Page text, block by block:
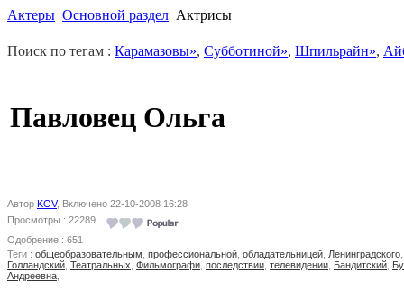
Актеры Основной раздел Актрисы
Поиск по тегам : Карамазовы», Субботиной», Шпильрайн»,
Павловец Ольга
Автор KOV, Включено 22-10-2008 16:28
Просмотры : 22289
Одобрение : 651
Теги : общеобразовательным профессиональной обладательницей Ленинградского
Голландский Театральных Фильмографи последствии телевидении Бандитский
Андреевна